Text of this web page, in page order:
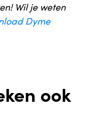
Wil je weten
Dyme
ook